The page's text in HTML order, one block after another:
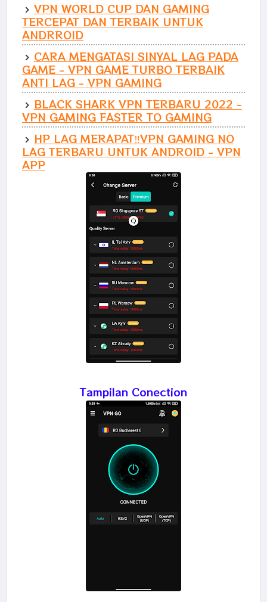
VPN WORLD CUP DAN GAMING
TERCEPAT DAN TERBAIK UNTUK
ANDRROID
CARA MENGATASI SINYAL LAG PADA
GAME - VPN GAME TURBO TERBAIK
ANTI LAG - VPN GAMING
BLACK SHARK VPN TERBARU 2022 -
VPN GAMING FASTER TO GAMING
HP LAG MERAPAT‼️VPN GAMING NO
LAG TERBARU UNTUK ANDROID - VPN
APP
Tampilan Conection